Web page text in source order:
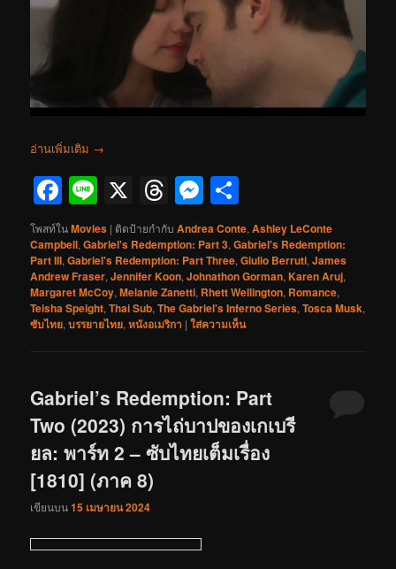
อ่านเพิ่มเติม →
Facebook
Line
X Threads
Messenger
โพสท์ในMovies | ติดป้ายกำกับ Andrea Conte,Ashley LeConte
Campbell,Gabriel's Redemption: Part 3,Gabriel's Redemption:
Part III,Gabriel's Redemption: Part Three,Giulio Berruti,James
Andrew Fraser,Jennifer Koon,Johnathon Gorman,Karen Aruj,
Margaret McCoy,Melanie Zanetti, Rhett Wellington, Romance,
Teisha Speight,Thai Sub,The Gabriel's Inferno Series,Tosca Musk,
ซับไทย,บรรยายไทย,หนังอเมริกา |ใส่ความเห็น
Gabriel’s Redemption: Part
Two (2023) การไถ่บาปของเกเบรี
ยล: พาร์ท 2 – ซับไทยเต็มเรื่อง
[1810] (ภาค 8)
เขียนบน15 เมษายน 2024